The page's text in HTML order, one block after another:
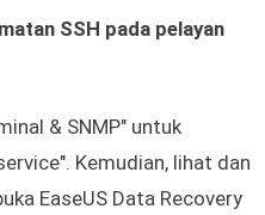
SSH pada pelayan
& SNMP" untuk
Kemudian, lihat dan
EaseUS Data Recovery